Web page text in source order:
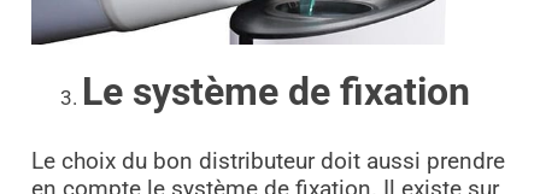
Le système de fixation
Le choix du bon distributeur doit aussi prendre